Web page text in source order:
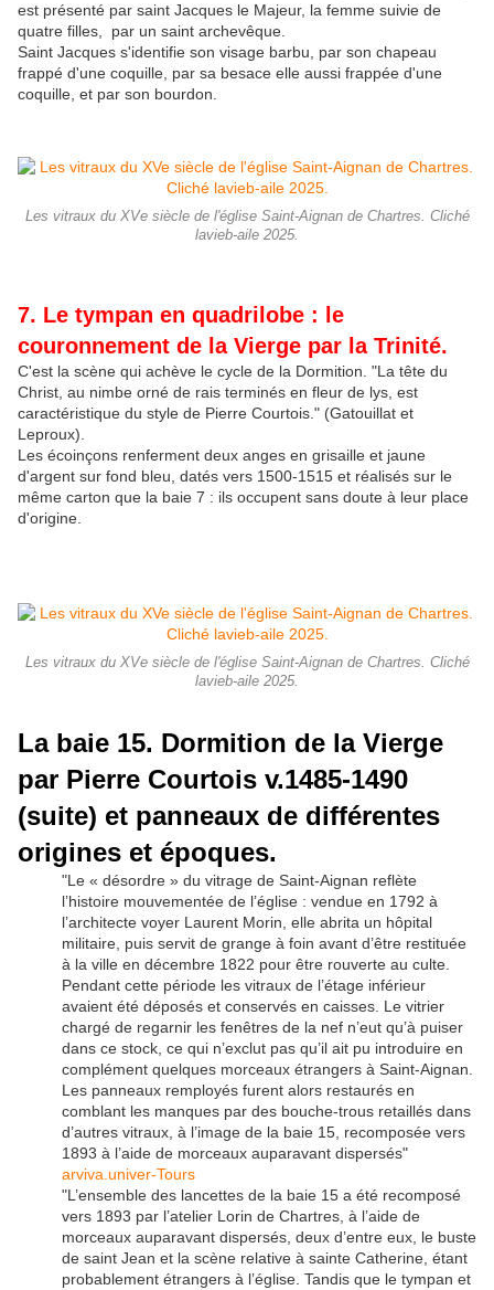
est présenté par saint Jacques le Majeur, la femme suivie de
quatre filles, par un saint archevêque.
Saint Jacques s'identifie son visage barbu, par son chapeau
frappé d'une coquille, par sa besace elle aussi frappée d'une
coquille, et par son bourdon.
Les vitraux du XVe siècle de l'église Saint-Aignan de Chartres. Cliché
lavieb-aile 2025.
7. Le tympan en quadrilobe : le
couronnement de la Vierge par la Trinité.
C'est la scène qui achève le cycle de la Dormition. "La tête du
Christ, au nimbe orné de rais terminés en fleur de lys, est
caractéristique du style de Pierre Courtois." (Gatouillat et
Leproux).
Les écoinçons renferment deux anges en grisaille et jaune
d'argent sur fond bleu, datés vers 1500-1515 et réalisés sur le
même carton que la baie 7 : ils occupent sans doute à leur place
d'origine.
Les vitraux du XVe siècle de l'église Saint-Aignan de Chartres. Cliché
lavieb-aile 2025.
La baie 15. Dormition de la Vierge
par Pierre Courtois v.1485-1490
(suite) et panneaux de différentes
origines et époques.
"Le « désordre » du vitrage de Saint-Aignan reflète
l’histoire mouvementée de l’église : vendue en 1792 à
l’architecte voyer Laurent Morin, elle abrita un hôpital
militaire, puis servit de grange à foin avant d’être restituée
à la ville en décembre 1822 pour être rouverte au culte.
Pendant cette période les vitraux de l’étage inférieur
avaient été déposés et conservés en caisses. Le vitrier
chargé de regarnir les fenêtres de la nef n’eut qu’à puiser
dans ce stock, ce qui n’exclut pas qu’il ait pu introduire en
complément quelques morceaux étrangers à Saint-Aignan.
Les panneaux remployés furent alors restaurés en
comblant les manques par des bouche-trous retaillés dans
d’autres vitraux, à l’image de la baie 15, recomposée vers
1893 à l’aide de morceaux auparavant dispersés"
arviva.univer-Tours
"L’ensemble des lancettes de la baie 15 a été recomposé
vers 1893 par l’atelier Lorin de Chartres, à l’aide de
morceaux auparavant dispersés, deux d’entre eux, le buste
de saint Jean et la scène relative à sainte Catherine, étant
probablement étrangers à l’église. Tandis que le tympan et